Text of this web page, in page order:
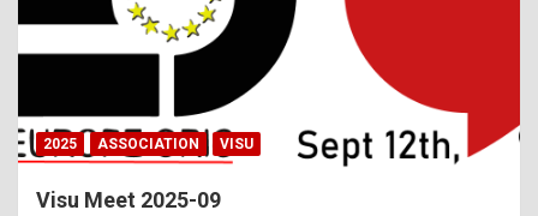
,
2025 ASSOCIATION VISU
Visu Meet 2025-09